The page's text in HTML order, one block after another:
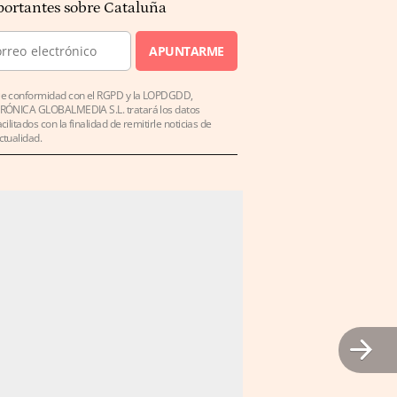
sobre Cataluña
APUNTARME
conformidad con el RGPD y la LOPDGDD,
GLOBALMEDIA S.L. tratará los datos
con la finalidad de remitirle noticias de